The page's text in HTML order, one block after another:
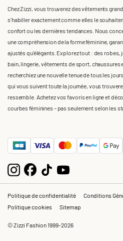
Chez Zizzi, vous trouverez des vêtements
s'habiller exactement comme elles le
confort ou les dernières tendances. Nous
une compréhension de la forme féminine,
ajustés qu'élégants. Explorez tout : des
bain, lingerie, vêtements de sport, chaussures
recherchiez une nouvelle tenue de tous les
qui vous suivent toute la journée, vous
ressemble. Achetez vos favoris en ligne et
courbes féminines – pas seulement selon les
Politique de confidentialité
Conditions
Politique cookies
Sitemap
© Zizzi Fashion 1999-2026